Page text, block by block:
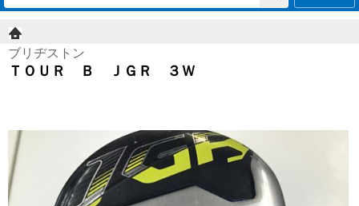
ブリヂストン
ＴＯＵＲ Ｂ ＪＧＲ ３Ｗ